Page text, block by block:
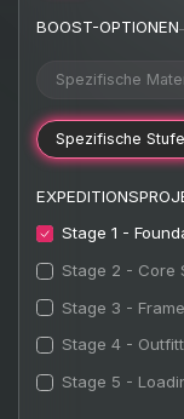
BOOST-OPTIONEN
Spezifische
Spezifische Stufe
Stage 1 -
Stage 2 - Core
Stage 3 -
Stage 4 -
Stage 5 -